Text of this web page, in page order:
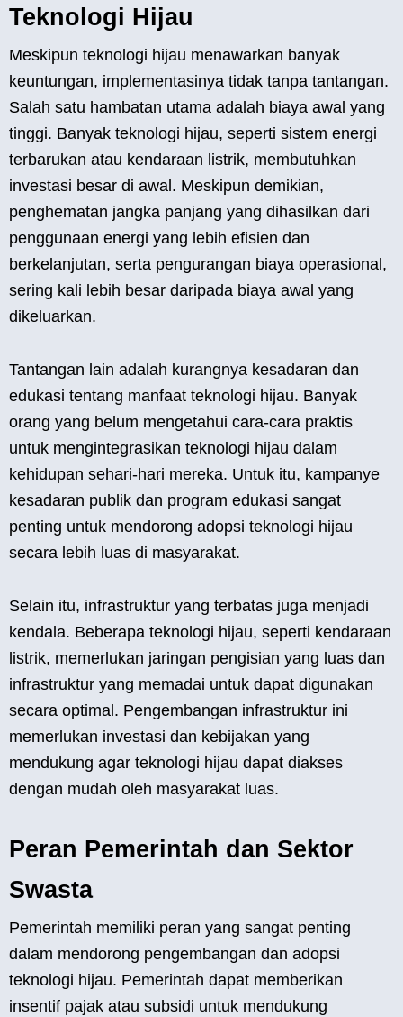
Teknologi Hijau
Meskipun teknologi hijau menawarkan banyak
keuntungan, implementasinya tidak tanpa tantangan.
Salah satu hambatan utama adalah biaya awal yang
tinggi. Banyak teknologi hijau, seperti sistem energi
terbarukan atau kendaraan listrik, membutuhkan
investasi besar di awal. Meskipun demikian,
penghematan jangka panjang yang dihasilkan dari
penggunaan energi yang lebih efisien dan
berkelanjutan, serta pengurangan biaya operasional,
sering kali lebih besar daripada biaya awal yang
dikeluarkan.
Tantangan lain adalah kurangnya kesadaran dan
edukasi tentang manfaat teknologi hijau. Banyak
orang yang belum mengetahui cara-cara praktis
untuk mengintegrasikan teknologi hijau dalam
kehidupan sehari-hari mereka. Untuk itu, kampanye
kesadaran publik dan program edukasi sangat
penting untuk mendorong adopsi teknologi hijau
secara lebih luas di masyarakat.
Selain itu, infrastruktur yang terbatas juga menjadi
kendala. Beberapa teknologi hijau, seperti kendaraan
listrik, memerlukan jaringan pengisian yang luas dan
infrastruktur yang memadai untuk dapat digunakan
secara optimal. Pengembangan infrastruktur ini
memerlukan investasi dan kebijakan yang
mendukung agar teknologi hijau dapat diakses
dengan mudah oleh masyarakat luas.
Peran Pemerintah dan Sektor
Swasta
Pemerintah memiliki peran yang sangat penting
dalam mendorong pengembangan dan adopsi
teknologi hijau. Pemerintah dapat memberikan
insentif pajak atau subsidi untuk mendukung